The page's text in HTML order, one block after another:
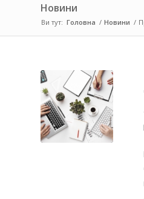
Новини
Ви тут: Головна / Новини /